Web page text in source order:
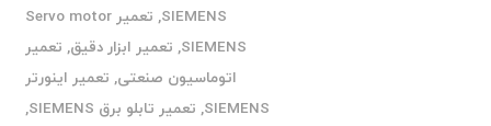
SIEMENS
,
تعمیر Servo motor
SIEMENS
, تعمیر ابزار دقیق, تعمیر
اتوماسیون صنعتی, تعمیر اینورتر
SIEMENS
, تعمیر تابلو برق SIEMENS
,